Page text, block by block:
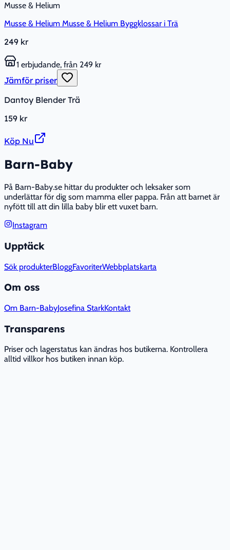
Musse & Helium
Musse & Helium Musse & Helium Byggklossar i Trä
249 kr
1 erbjudande, från 249 kr
Jämför priser
Dantoy Blender Trä
159 kr
Köp Nu
Barn-Baby
På Barn-Baby.se hittar du produkter och leksaker som
underlättar för dig som mamma eller pappa. Från att barnet är
nyfött till att din lilla baby blir ett vuxet barn.
Instagram
Upptäck
Sök produkterBloggFavoriterWebbplatskarta
Om oss
Om Barn-BabyJosefina StarkKontakt
Transparens
Priser och lagerstatus kan ändras hos butikerna. Kontrollera
alltid villkor hos butiken innan köp.